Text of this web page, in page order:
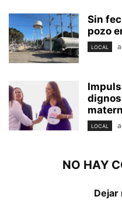
Sin
pozo
LOCAL
LOCAL
NO HAY
Dejar